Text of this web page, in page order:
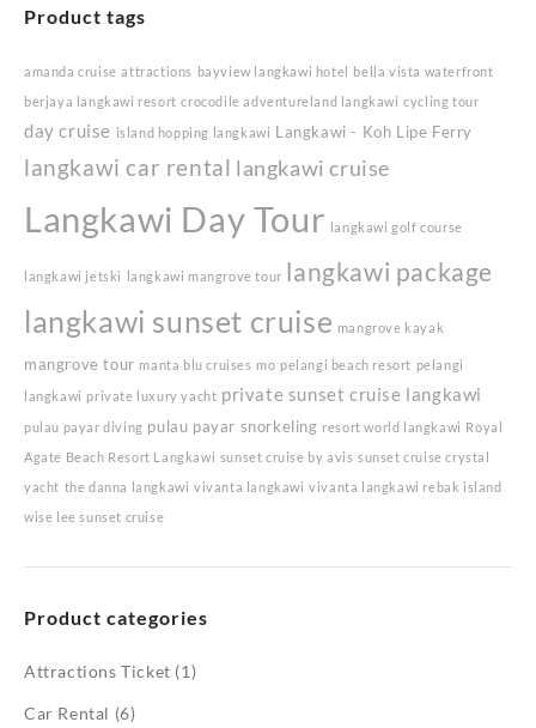
Product tags
amanda cruise attractions bayview langkawi hotel
bella vista waterfront
berjaya langkawi resort crocodile adventureland langkawi cycling tour
day cruise island hopping langkawi Langkawi - Koh Lipe Ferry
langkawi car rental langkawi cruise
Langkawi Day Tour langkawi golf course
langkawi jetski langkawi mangrove tour langkawi package
langkawi sunset cruise mangrove kayak
mangrove tour manta blu cruises mo pelangi beach resort pelangi
langkawi private luxury yacht private sunset cruise langkawi
pulau payar diving pulau payar snorkeling resort world langkawi Royal
Agate Beach Resort Langkawi sunset cruise by avis sunset cruise crystal
yacht the danna langkawi vivanta langkawi vivanta langkawi rebak island
wise lee sunset cruise
Product categories
Attractions Ticket (1)
Car Rental (6)